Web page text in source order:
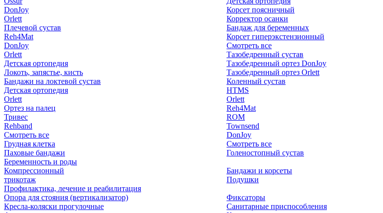
DonJoy
Orlett
Плечевой сустав
Reh4Mat
DonJoy
Orlett
Детская ортопедия
Локоть, запястье, кисть
Бандажи на локтевой сустав
Детская ортопедия
Orlett
Ортез на палец
Тривес
Rehband
Смотреть все
Грудная клетка
Паховые бандажи
Корсет поясничный
Корректор осанки
Бандаж для беременных
Корсет гиперэкстензионный
Смотреть все
Тазобедренный сустав
Тазобедренный ортез DonJoy
Тазобедренный ортез Orlett
Коленный сустав
HTMS
Orlett
Reh4Mat
ROM
Townsend
DonJoy
Смотреть все
Голеностопный сустав
Беременность и роды
Компрессионный
трикотаж
Бандажи и корсеты
Подушки
Профилактика, лечение и реабилитация
Опора для стояния (вертикализатор)
Кресла-коляски прогулочные
Фиксаторы
Санитарные приспособления